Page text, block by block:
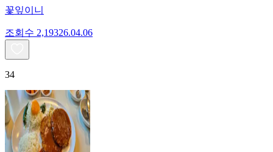
꽃잎이니
조회수 2,19326.04.06
34